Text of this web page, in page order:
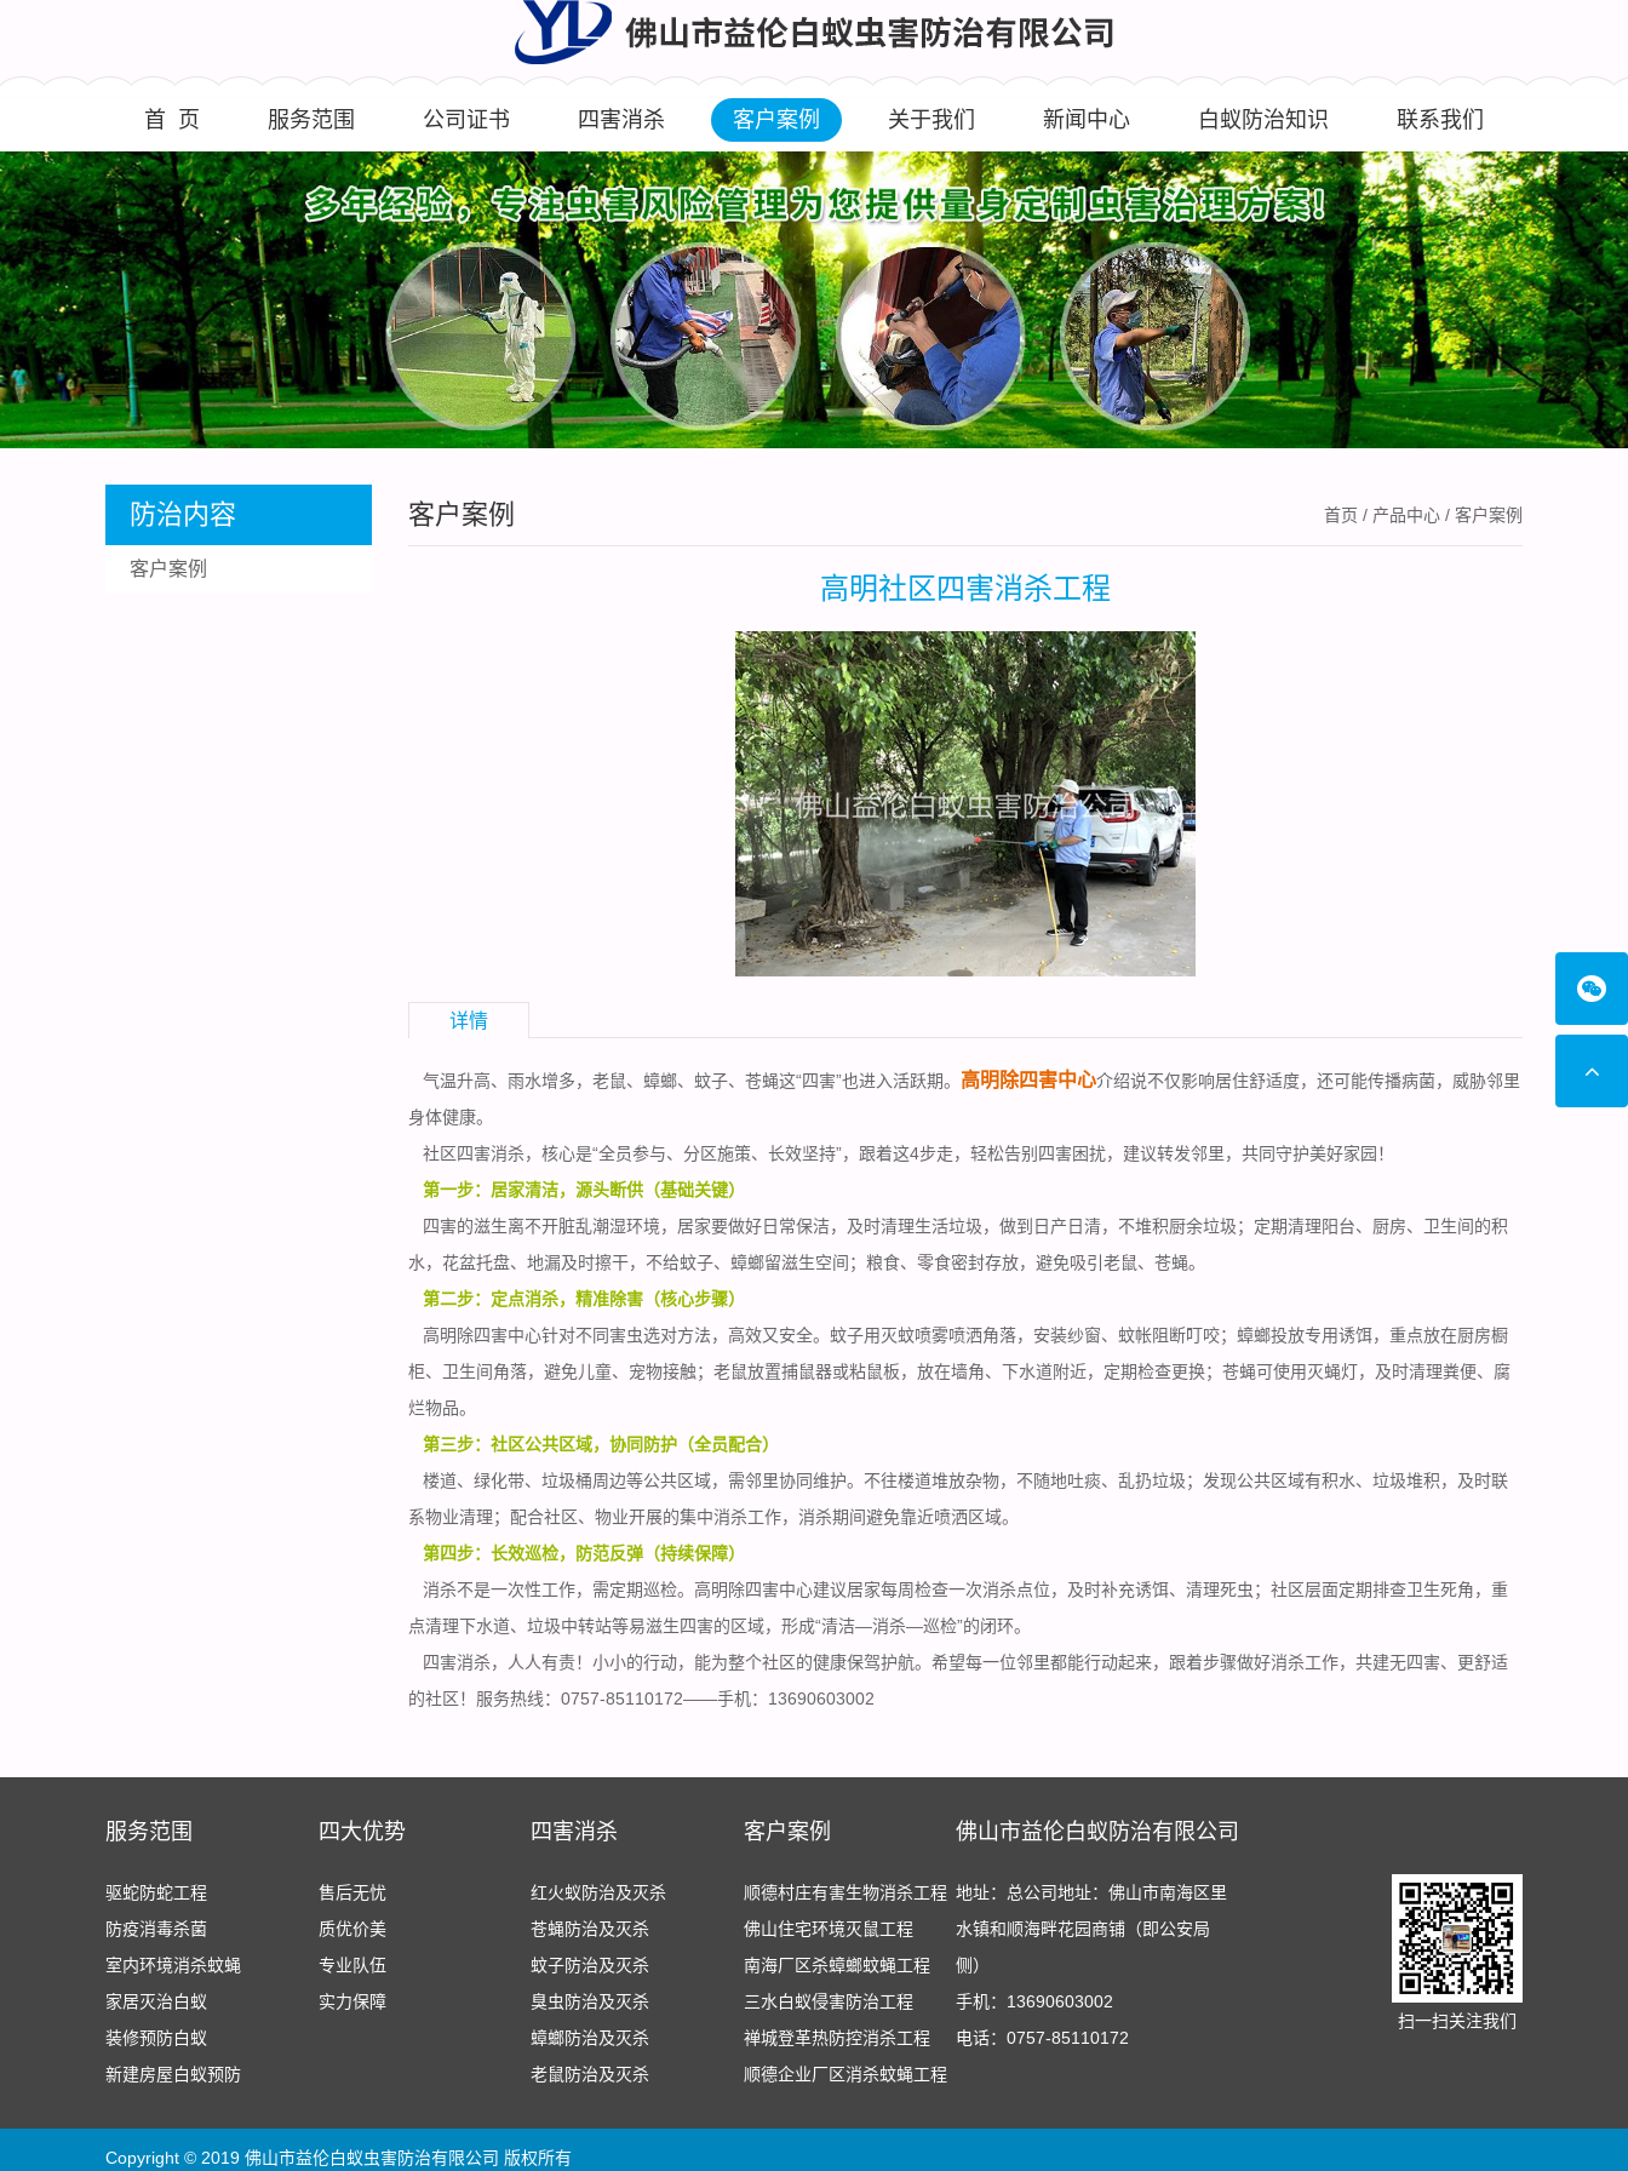
首 页 服务范围 公司证书 四害消杀 客户案例 关于我们 新闻中心 白蚁防治知识 联系我们
防治内容
客户案例
客户案例 首页 / 产品中心 / 客户案例
高明社区四害消杀工程
详情
气温升高、雨水增多，老鼠、蟑螂、蚊子、苍蝇这“四害”也进入活跃期。 高明除四害中心介绍说不仅影响居住舒适度，还可能传播病菌，威胁邻里
身体健康。
社区四害消杀，核心是“全员参与、分区施策、长效坚持”，跟着这4步走，轻松告别四害困扰，建议转发邻里，共同守护美好家园！
第一步：居家清洁，源头断供（基础关键）
四害的滋生离不开脏乱潮湿环境，居家要做好日常保洁，及时清理生活垃圾，做到日产日清，不堆积厨余垃圾； 定期清理阳台、厨房、卫生间的积
水，花盆托盘、地漏及时擦干，不给蚊子、蟑螂留滋生空间；粮食、零食密封存放，避免吸引老鼠、苍蝇。
第二步：定点消杀，精准除害（核心步骤）
高明除四害中心针对不同害虫选对方法，高效又安全。蚊子用灭蚊喷雾喷洒角落，安装纱窗、蚊帐阻断叮咬；蟑螂投放专用诱饵，重点放在厨房橱
柜、卫生间角落，避免儿童、宠物接触；老鼠放置捕鼠器或粘鼠板，放在墙角、下水道附近，定期检查更换；苍蝇可使用灭蝇灯，及时清理粪便、腐
烂物品。
第三步：社区公共区域，协同防护（全员配合）
楼道、绿化带、垃圾桶周边等公共区域，需邻里协同维护。不往楼道堆放杂物，不随地吐痰、乱扔垃圾；发现公共区域有积水、垃圾堆积，及时联
系物业清理；配合社区、物业开展的集中消杀工作，消杀期间避免靠近喷洒区域。
第四步：长效巡检，防范反弹（持续保障）
消杀不是一次性工作，需定期巡检。高明除四害中心建议居家每周检查一次消杀点位，及时补充诱饵、清理死虫；社区层面定期排查卫生死角，重
点清理下水道、垃圾中转站等易滋生四害的区域，形成“清洁—消杀—巡检”的闭环。
四害消杀，人人有责！小小的行动，能为整个社区的健康保驾护航。希望每一位邻里都能行动起来，跟着步骤做好消杀工作，共建无四害、更舒适
的社区！服务热线：0757-85110172——手机：13690603002
服务范围
驱蛇防蛇工程
防疫消毒杀菌
室内环境消杀蚊蝇
家居灭治白蚁
装修预防白蚁
新建房屋白蚁预防
四大优势
售后无忧
质优价美
专业队伍
实力保障
四害消杀
红火蚁防治及灭杀
苍蝇防治及灭杀
蚊子防治及灭杀
臭虫防治及灭杀
蟑螂防治及灭杀
老鼠防治及灭杀
客户案例
顺德村庄有害生物消杀工程
佛山住宅环境灭鼠工程
南海厂区杀蟑螂蚊蝇工程
三水白蚁侵害防治工程
禅城登革热防控消杀工程
顺德企业厂区消杀蚊蝇工程
佛山市益伦白蚁防治有限公司
地址：总公司地址：佛山市南海区里
水镇和顺海畔花园商铺（即公安局
侧）
手机：13690603002
电话：0757-85110172
扫一扫关注我们
Copyright © 2019 佛山市益伦白蚁虫害防治有限公司 版权所有